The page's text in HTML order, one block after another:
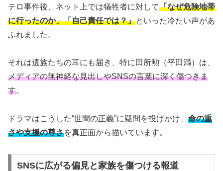
テロ事件後、ネット上では犠牲者に対して「なぜ危険地帯
に行ったのか」「自己責任では？」といった冷たい声があ
ふれました。
それは遺族たちの耳にも届き、特に田所勲（平田満）は、
メディアの無神経な見出しやSNSの言葉に深く傷つきま
す。
ドラマはこうした“世間の正義”に疑問を投げかけ、 命の重
さや支援の尊さを真正面から描いています。
SNSに広がる偏見と家族を傷つける報道